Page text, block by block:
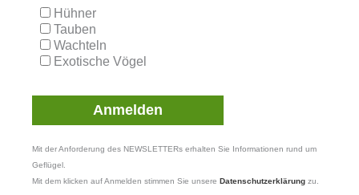
Hühner
Tauben
Wachteln
Exotische Vögel
Mit der Anforderung des NEWSLETTERs erhalten Sie Informationen rund um
Geflügel.
Mit dem klicken auf Anmelden stimmen Sie unsere Datenschutzerklärung zu.